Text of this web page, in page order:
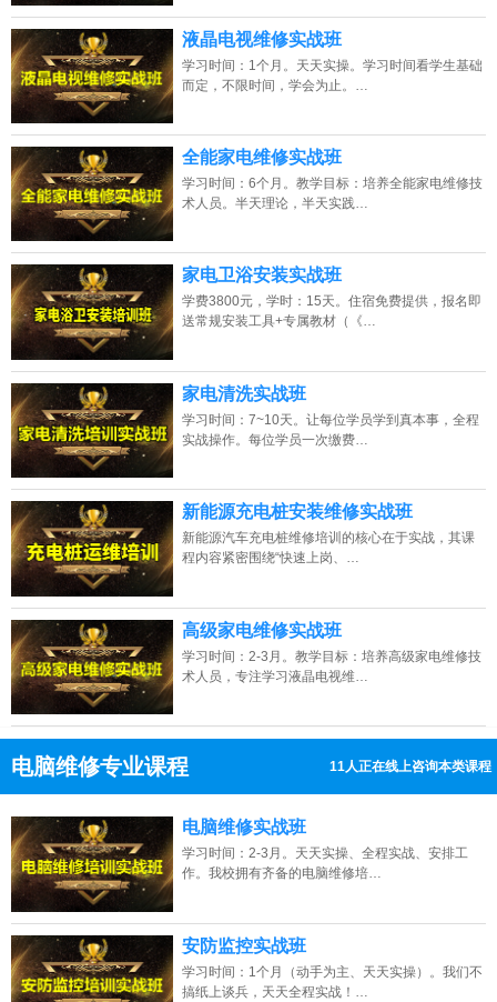
液晶电视维修实战班
学习时间：1个月。天天实操。学习时间看学生基础
而定，不限时间，学会为止。…
全能家电维修实战班
学习时间：6个月。教学目标：培养全能家电维修技
术人员。半天理论，半天实践…
家电卫浴安装实战班
学费3800元，学时：15天。住宿免费提供，报名即
送常规安装工具+专属教材（《…
家电清洗实战班
学习时间：7~10天。让每位学员学到真本事，全程
实战操作。每位学员一次缴费…
新能源充电桩安装维修实战班
新能源汽车充电桩维修培训的核心在于实战，其课
程内容紧密围绕“快速上岗、…
高级家电维修实战班
学习时间：2-3月。教学目标：培养高级家电维修技
术人员，专注学习液晶电视维…
电脑维修专业课程 7人正在线上咨询本类课程
点击免费咨询电话：13807313137
电脑维修实战班
学习时间：2-3月。天天实操、全程实战、安排工
作。我校拥有齐备的电脑维修培…
安防监控实战班
学习时间：1个月（动手为主、天天实操）。我们不
搞纸上谈兵，天天全程实战！…